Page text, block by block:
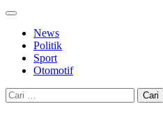
Primary
News
Politik
Sport
Otomotif
Cari
untuk: